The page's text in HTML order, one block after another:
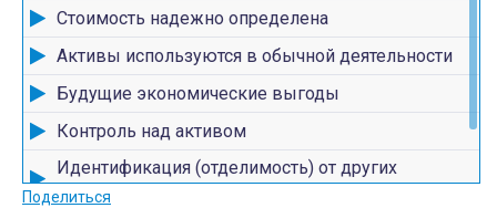
е
с
т
и
Стоимость надежно определена
Активы используются в обычной деятельности
Будущие экономические выгоды
Контроль над активом
Идентификация (отделимость) от других
активов
Поделиться